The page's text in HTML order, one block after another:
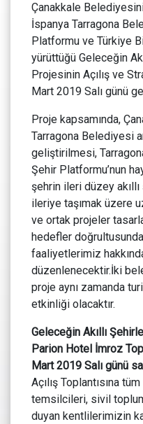
Çanakkale
İspanya Tarragona
Platformu ve Türkiye
yürüttüğü Geleceğin
Projesinin Açılış ve
Mart 2019 Salı günü
Proje kapsamında,
Tarragona Belediyesi
geliştirilmesi,
Şehir Platformu’nun
şehrin ileri düzey
ileriye taşımak üzere
ve ortak projeler
hedefler
faaliyetlerimiz
düzenlenecektir.İki
proje aynı zamanda
etkinliği olacaktır.
Geleceğin Akıllı
Parion Hotel İmroz
Mart 2019 Salı günü
Açılış Toplantısına
temsilcileri, sivil
duyan kentlilerimizin